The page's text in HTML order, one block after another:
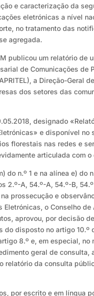
e caracterização da
eletrónicas a nível
no tratamento das
agregada.
publicou um relatório de
de Comunicações de
a Direção-Geral
dos setores das
designado
e disponível
florestais nas redes e
articulada com
n.º 1 e na alínea e) do
A, 54.º-A, 54.º-B,
prossecução e
o Conselho
aprovou, por decisão
disposto no artigo
8.º e, em especial, no
geral de
da consulta
por escrito e em língua